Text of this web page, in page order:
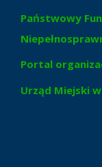
Państwowy
Portal
Urząd Miejski